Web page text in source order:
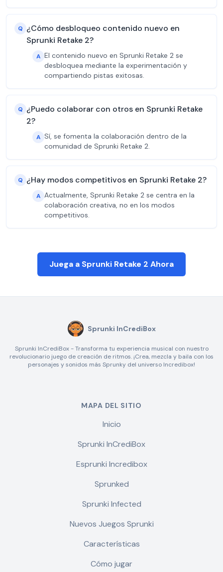
Q ¿Cómo desbloqueo contenido nuevo en
Sprunki Retake 2?
A El contenido nuevo en Sprunki Retake 2 se
desbloquea mediante la experimentación y
compartiendo pistas exitosas.
Q ¿Puedo colaborar con otros en Sprunki Retake
2?
A Sí, se fomenta la colaboración dentro de la
comunidad de Sprunki Retake 2.
Q ¿Hay modos competitivos en Sprunki Retake 2?
A Actualmente, Sprunki Retake 2 se centra en la
colaboración creativa, no en los modos
competitivos.
Juega a Sprunki Retake 2 Ahora
Sprunki InCrediBox
Sprunki InCrediBox - Transforma tu experiencia musical con nuestro
revolucionario juego de creación de ritmos. ¡Crea, mezcla y baila con los
personajes y sonidos más Sprunky del universo Incredibox!
MAPA DEL SITIO
Inicio
Sprunki InCrediBox
Esprunki Incredibox
Sprunked
Sprunki Infected
Nuevos Juegos Sprunki
Características
Cómo jugar